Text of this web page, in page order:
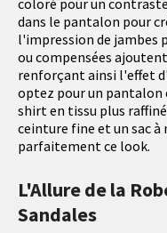
coloré pour un
dans le pantalon pour
l'impression de jambes
ou compensées
renforçant ainsi l'effet
optez pour un pantalon
shirt en tissu plus
ceinture fine et un sac
parfaitement ce look.
L'Allure de la
Sandales